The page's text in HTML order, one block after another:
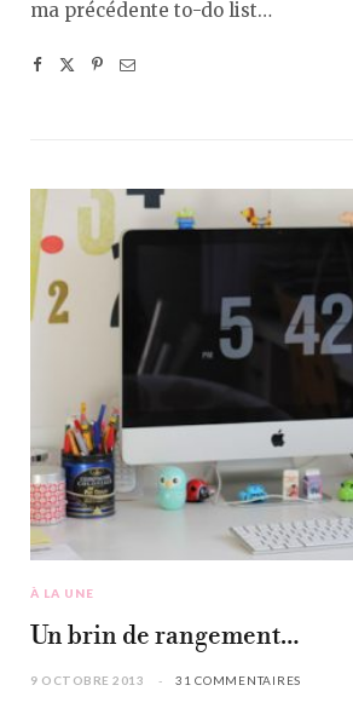
ma précédente to-do list…
À LA UNE
Un brin de rangement…
9 OCTOBRE 2013 31 COMMENTAIRES